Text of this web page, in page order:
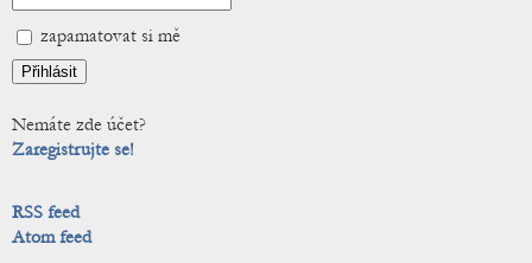
zapamatovat si mě
Nemáte zde účet?
Zaregistrujte se!
RSS feed
Atom feed